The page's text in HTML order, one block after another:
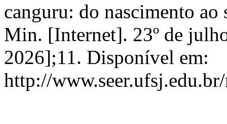
canguru: do nascimento
Min. [Internet]. 23º de
2026];11. Disponível em:
http://